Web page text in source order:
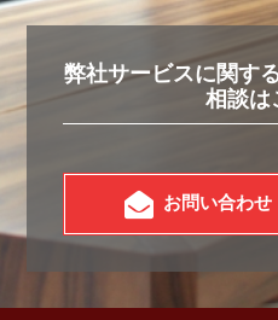
ョ
ン弊社サービスに関す
相談は
お問い合わ